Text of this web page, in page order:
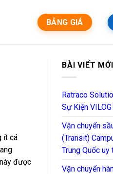
BẢNG GIÁ
ít cá
được
BÀI VIẾT MỚI
Ratraco
Sự Kiện
Vận chuyển
(Transit)
Trung Quốc uy
Vận chuyển